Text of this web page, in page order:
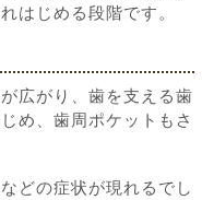
はじめる段階です。
広がり、歯を支える歯
め、歯周ポケットもさ
どの症状が現れるでし